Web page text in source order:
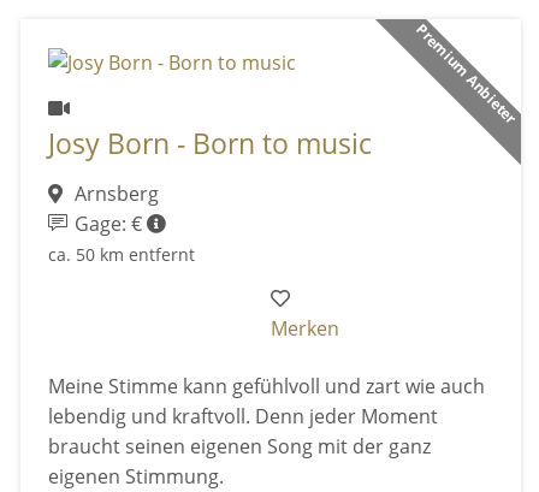
Premium Anbieter
Josy Born - Born to music
Arnsberg
Gage: €
ca. 50 km entfernt
Merken
Meine Stimme kann gefühlvoll und zart wie auch
lebendig und kraftvoll. Denn jeder Moment
braucht seinen eigenen Song mit der ganz
eigenen Stimmung.